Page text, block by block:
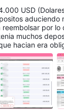
USD
aduciendo
reembolsar por
muchos
hacian era
a la ves
este caso queda